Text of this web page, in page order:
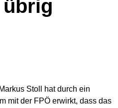
Stoll hat durch ein
mit der FPÖ erwirkt, dass das